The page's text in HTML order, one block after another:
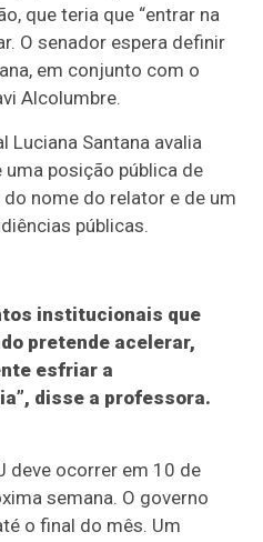
que teria que “entrar na
O senador espera definir
em conjunto com o
Alcolumbre.
Luciana Santana avalia
posição pública de
nome do relator e de um
públicas.
institucionais que
pretende acelerar,
esfriar a
disse a professora.
deve ocorrer em 10 de
semana. O governo
o final do mês. Um